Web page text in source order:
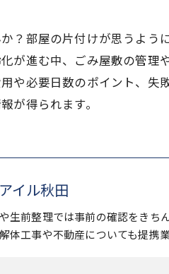
？部屋の片付けが思うよ
が進む中、ごみ屋敷の管
や必要日数のポイント、
が得られます。
イル秋田
生前整理では事前の確認をきち
体工事や不動産についても提携